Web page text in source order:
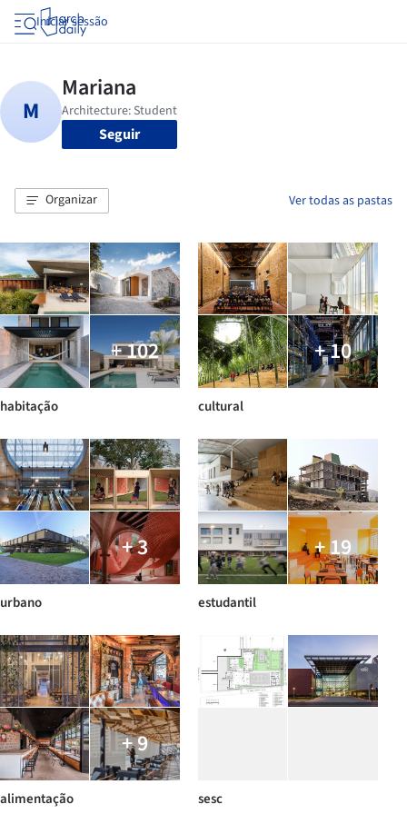
Iniciar sessão
Seguir
Organizar Ver todas as pastas
+ 102
habitação
+ 10
cultural
+ 3
urbano
+ 19
estudantil
+ 9
alimentação sesc